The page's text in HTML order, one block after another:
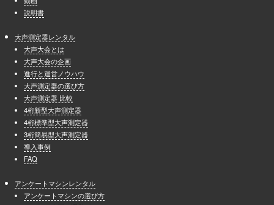
説明書
大声測定器レンタル
大声大会とは
大声大会の企画
進行と運営ノウハウ
大声測定器の選び方
大声測定器 比較
4桁新型大声測定器
4桁標準型大声測定器
3桁簡易型大声測定器
導入事例
FAQ
アンケートマシンレンタル
アンケートマシンの選び方